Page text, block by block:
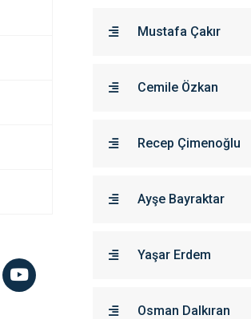
Mustafa Çakır
Cemile Özkan
Recep Çimenoğlu
Ayşe Bayraktar
Yaşar Erdem
Osman Dalkıran